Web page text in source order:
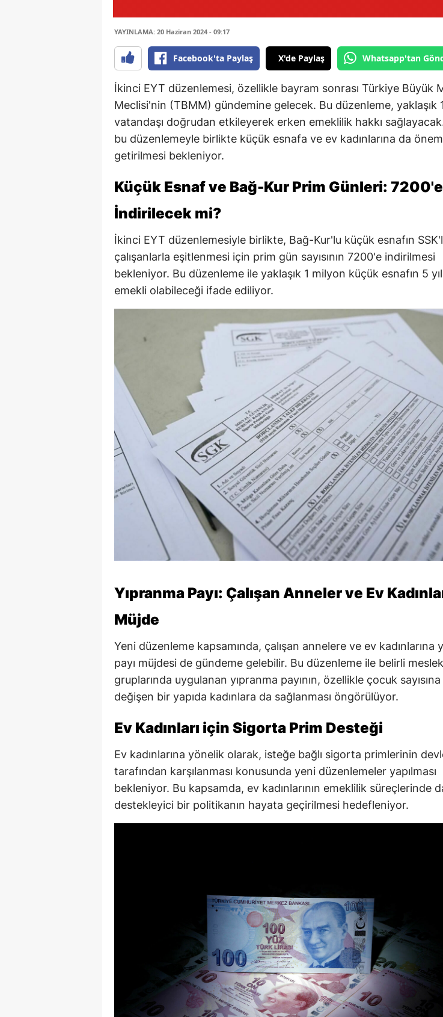
YAYINLAMA: 20 Haziran 2024 - 09:17
Facebook'ta Paylaş X'de Paylaş Whatsapp'tan
İkinci EYT düzenlemesi, özellikle bayram sonrası Türkiye Büyük
Meclisi'nin (TBMM) gündemine gelecek. Bu düzenleme, yaklaşık
vatandaşı doğrudan etkileyerek erken emeklilik hakkı
bu düzenlemeyle birlikte küçük esnafa ve ev kadınlarına da
getirilmesi bekleniyor.
Küçük Esnaf ve Bağ-Kur Prim Günleri: 7200'e
İndirilecek mi?
İkinci EYT düzenlemesiyle birlikte, Bağ-Kur'lu küçük esnafın
çalışanlarla eşitlenmesi için prim gün sayısının 7200'e indirilmesi
bekleniyor. Bu düzenleme ile yaklaşık 1 milyon küçük esnafın 5
emekli olabileceği ifade ediliyor.
Yıpranma Payı: Çalışan Anneler ve Ev
Müjde
Yeni düzenleme kapsamında, çalışan annelere ve ev kadınlarına
payı müjdesi de gündeme gelebilir. Bu düzenleme ile belirli meslek
gruplarında uygulanan yıpranma payının, özellikle çocuk
değişen bir yapıda kadınlara da sağlanması öngörülüyor.
Ev Kadınları için Sigorta Prim Desteği
Ev kadınlarına yönelik olarak, isteğe bağlı sigorta primlerinin
tarafından karşılanması konusunda yeni düzenlemeler yapılması
bekleniyor. Bu kapsamda, ev kadınlarının emeklilik süreçlerinde
destekleyici bir politikanın hayata geçirilmesi hedefleniyor.